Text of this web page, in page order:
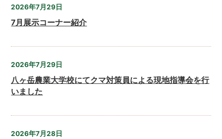
2026年7月29日
7月展示コーナー紹介
2026年7月29日
八ヶ岳農業大学校にてクマ対策員による現地指導会を行
いました
2026年7月28日